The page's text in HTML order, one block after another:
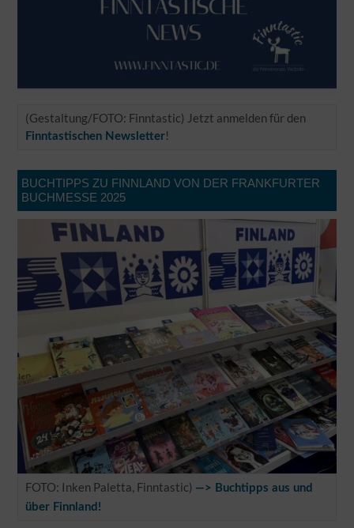
(Gestaltung/FOTO: Finntastic) Jetzt anmelden für den
Finntastischen Newsletter!
BUCHTIPPS ZU FINNLAND VON DER FRANKFURTER
BUCHMESSE 2025
FOTO: Inken Paletta, Finntastic) —> Buchtipps aus und
über Finnland!